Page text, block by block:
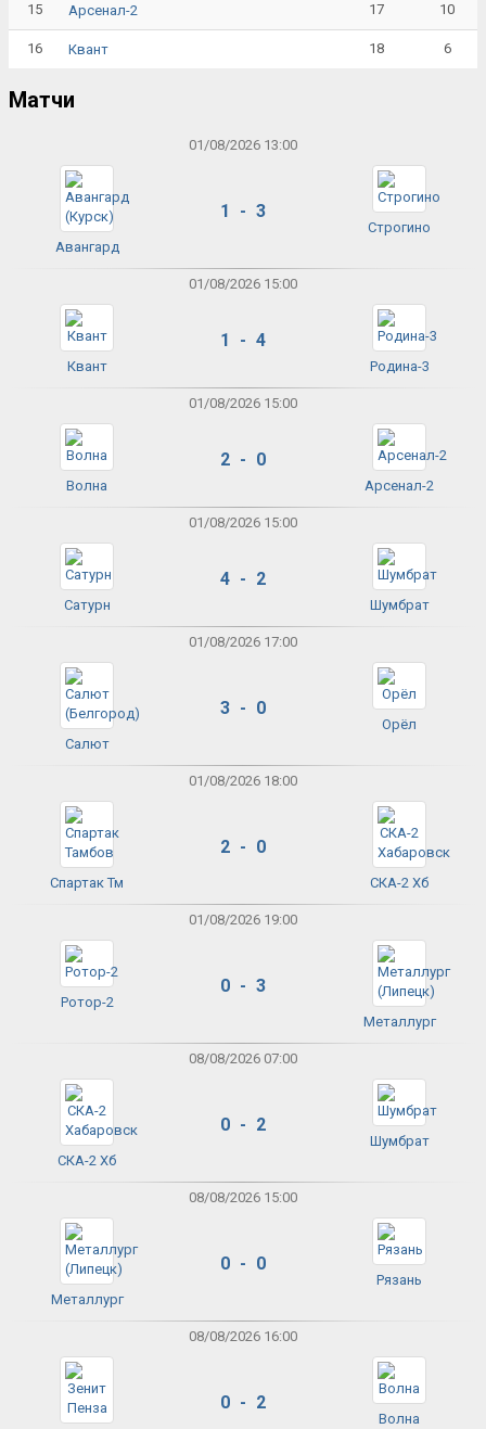
15 Арсенал-2 17 10
16 Квант 18 6
Матчи
01/08/2026 13:00
Авангард
1 - 3
Строгино
01/08/2026 15:00
Квант
1 - 4
Родина-3
01/08/2026 15:00
Волна
2 - 0
Арсенал-2
01/08/2026 15:00
Сатурн
4 - 2
Шумбрат
01/08/2026 17:00
Салют
3 - 0
Орёл
01/08/2026 18:00
Спартак Тм
2 - 0
СКА-2 Хб
01/08/2026 19:00
Ротор-2
0 - 3
Металлург
08/08/2026 07:00
СКА-2 Хб
0 - 2
Шумбрат
08/08/2026 15:00
Металлург
0 - 0
Рязань
08/08/2026 16:00
0 - 2
Волна